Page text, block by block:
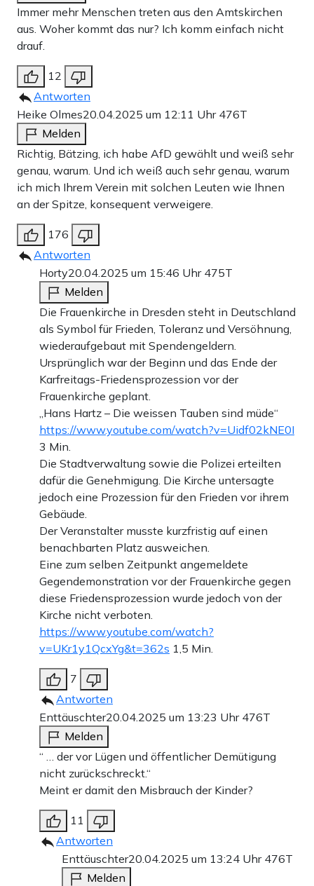
Immer mehr Menschen treten aus den Amtskirchen
aus. Woher kommt das nur? Ich komm einfach nicht
drauf.
12
Antworten
Heike Olmes20.04.2025 um 12:11 Uhr 476T
Melden
Richtig, Bätzing, ich habe AfD gewählt und weiß sehr
genau, warum. Und ich weiß auch sehr genau, warum
ich mich Ihrem Verein mit solchen Leuten wie Ihnen
an der Spitze, konsequent verweigere.
176
Antworten
Horty20.04.2025 um 15:46 Uhr 475T
Melden
Die Frauenkirche in Dresden steht in Deutschland
als Symbol für Frieden, Toleranz und Versöhnung,
wiederaufgebaut mit Spendengeldern.
Ursprünglich war der Beginn und das Ende der
Karfreitags-Friedensprozession vor der
Frauenkirche geplant.
„Hans Hartz – Die weissen Tauben sind müde“
https://www.youtube.com/watch?v=Uidf02kNE0I
3 Min.
Die Stadtverwaltung sowie die Polizei erteilten
dafür die Genehmigung. Die Kirche untersagte
jedoch eine Prozession für den Frieden vor ihrem
Gebäude.
Der Veranstalter musste kurzfristig auf einen
benachbarten Platz ausweichen.
Eine zum selben Zeitpunkt angemeldete
Gegendemonstration vor der Frauenkirche gegen
diese Friedensprozession wurde jedoch von der
Kirche nicht verboten.
https://www.youtube.com/watch?
v=UKr1y1QcxYg&t=362s 1,5 Min.
7
Antworten
Enttäuschter20.04.2025 um 13:23 Uhr 476T
Melden
“ … der vor Lügen und öffentlicher Demütigung
nicht zurückschreckt.“
Meint er damit den Misbrauch der Kinder?
11
Antworten
Enttäuschter20.04.2025 um 13:24 Uhr 476T
Melden